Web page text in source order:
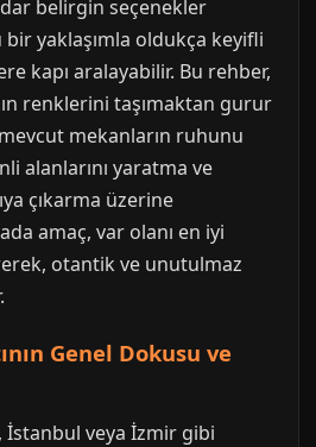
belirgin seçenekler
yaklaşımla oldukça keyifli
kapı aralayabilir. Bu rehber,
renklerini taşımaktan gurur
mekanların ruhunu
alanlarını yaratma ve
çıkarma üzerine
amaç, var olanı en iyi
otantik ve unutulmaz
Genel Dokusu ve
İstanbul veya İzmir gibi